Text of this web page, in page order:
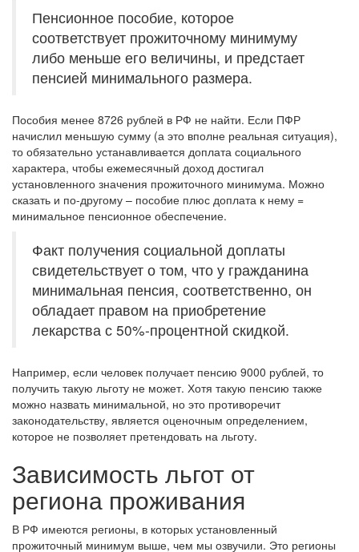
Пенсионное пособие, которое
соответствует прожиточному минимуму
либо меньше его величины, и предстает
пенсией минимального размера.
Пособия менее 8726 рублей в РФ не найти. Если ПФР
начислил меньшую сумму (а это вполне реальная ситуация),
то обязательно устанавливается доплата социального
характера, чтобы ежемесячный доход достигал
установленного значения прожиточного минимума. Можно
сказать и по-другому – пособие плюс доплата к нему =
минимальное пенсионное обеспечение.
Факт получения социальной доплаты
свидетельствует о том, что у гражданина
минимальная пенсия, соответственно, он
обладает правом на приобретение
лекарства с 50%-процентной скидкой.
Например, если человек получает пенсию 9000 рублей, то
получить такую льготу не может. Хотя такую пенсию также
можно назвать минимальной, но это противоречит
законодательству, является оценочным определением,
которое не позволяет претендовать на льготу.
Зависимость льгот от
региона проживания
В РФ имеются регионы, в которых установленный
прожиточный минимум выше, чем мы озвучили. Это регионы